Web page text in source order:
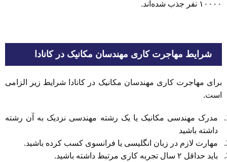
۱۰۰۰۰ نفر جذب شده‌اند.
شرایط مهاجرت کاری مهندسان مکانیک در کانادا
برای مهاجرت کاری مهندسان مکانیک در کانادا شرایط زیر الزامی
است.
مدرک مهندسی مکانیک یا یک رشته مهندسی نزدیک به آن رشته
داشته باشید
مهارت لازم در زبان انگلیسی یا فرانسوی کسب کرده باشید.
باید حداقل ۲ سال تجربه کاری مرتبط داشته باشید.